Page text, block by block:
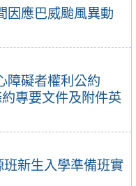
因應巴威颱風異動
障礙者權利公約
約專要文件及附件英
新生入學準備班實